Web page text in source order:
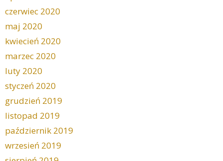
czerwiec 2020
maj 2020
kwiecień 2020
marzec 2020
luty 2020
styczeń 2020
grudzień 2019
listopad 2019
październik 2019
wrzesień 2019